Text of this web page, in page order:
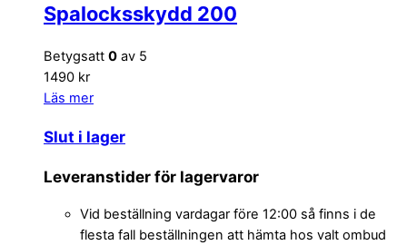
Spalocksskydd 200
Betygsatt 0 av 5
1490 kr
Läs mer
Slut i lager
Leveranstider för lagervaror
Vid beställning vardagar före 12:00 så finns i de
flesta fall beställningen att hämta hos valt ombud